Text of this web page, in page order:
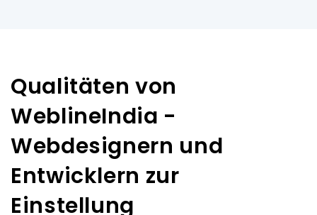
Qualitäten von
WeblineIndia -
Webdesignern und
Entwicklern zur
Einstellung